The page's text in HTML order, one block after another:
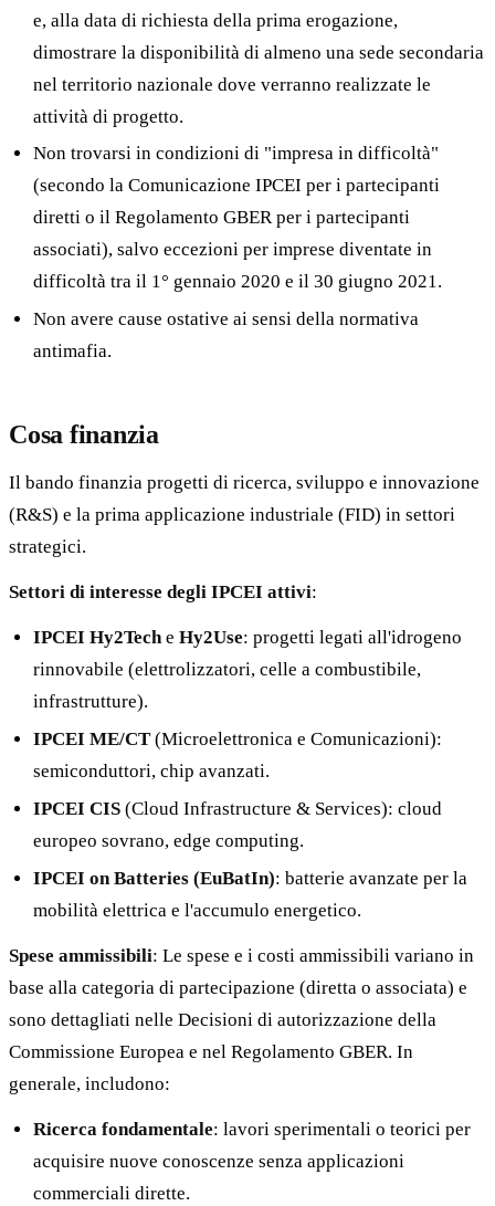
e, alla data di richiesta della prima erogazione,
dimostrare la disponibilità di almeno una sede secondaria
nel territorio nazionale dove verranno realizzate le
attività di progetto.
Non trovarsi in condizioni di "impresa in difficoltà"
(secondo la Comunicazione IPCEI per i partecipanti
diretti o il Regolamento GBER per i partecipanti
associati), salvo eccezioni per imprese diventate in
difficoltà tra il 1° gennaio 2020 e il 30 giugno 2021.
Non avere cause ostative ai sensi della normativa
antimafia.
Cosa finanzia
Il bando finanzia progetti di ricerca, sviluppo e innovazione
(R&S) e la prima applicazione industriale (FID) in settori
strategici.
Settori di interesse degli IPCEI attivi:
IPCEI Hy2TecheHy2Use: progetti legati all'idrogeno
rinnovabile (elettrolizzatori, celle a combustibile,
infrastrutture).
IPCEI ME/CT (Microelettronica e Comunicazioni):
semiconduttori, chip avanzati.
IPCEI CIS (Cloud Infrastructure & Services): cloud
europeo sovrano, edge computing.
IPCEI on Batteries (EuBatIn): batterie avanzate per la
mobilità elettrica e l'accumulo energetico.
Spese ammissibili: Le spese e i costi ammissibili variano in
base alla categoria di partecipazione (diretta o associata) e
sono dettagliati nelle Decisioni di autorizzazione della
Commissione Europea e nel Regolamento GBER. In
generale, includono:
Ricerca fondamentale: lavori sperimentali o teorici per
acquisire nuove conoscenze senza applicazioni
commerciali dirette.